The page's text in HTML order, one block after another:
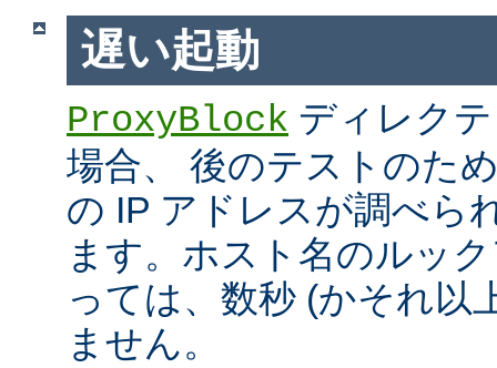
遅い起動
ProxyBlock ディレク
場合、 後のテストのた
の IP アドレスが調べら
ます。ホスト名のルッ
っては、数秒 (かそれ以
ません。